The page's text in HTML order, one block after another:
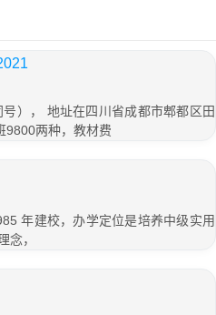
）， 地址在四川省成都市郫都区田
9800两种，教材费
年建校，办学定位是培养中级实用
念，